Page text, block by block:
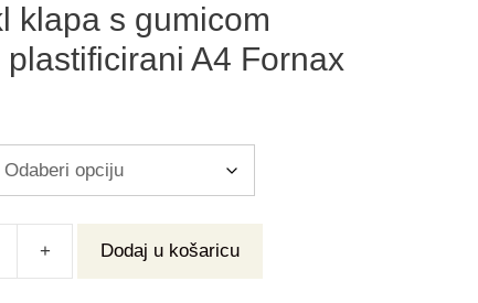
klapa s gumicom
plastificirani A4 Fornax
Dodaj u košaricu